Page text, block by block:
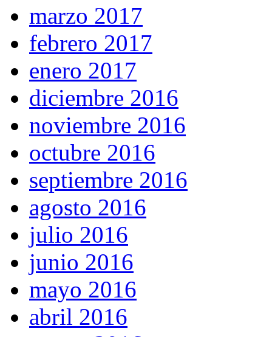
marzo 2017
febrero 2017
enero 2017
diciembre 2016
noviembre 2016
octubre 2016
septiembre 2016
agosto 2016
julio 2016
junio 2016
mayo 2016
abril 2016